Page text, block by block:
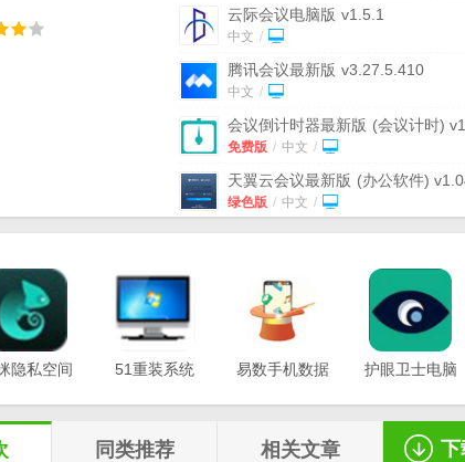
云际会议电脑版 v1.5.1
中文 /
腾讯会议最新版 v3.27.5.410
中文 /
会议倒计时器最新版 (会议计时)
免费版
免费版 / 中文 /
天翼云会议最新版 (办公软件)
绿色版
绿色版 / 中文 /
云视讯会议管理平台最新版 (聊天)
有道云会议最新版 v1.1.0.0
中文 /
众方云会议最新版
(视频会议)
v1.0.1.49 绿色版
绿色版 / 中文 /
火苗会议最新版 v3.5.3.0
隐私空间
51重装系统
易数手机数据
护眼卫士电脑
同类推荐 相关文章 下